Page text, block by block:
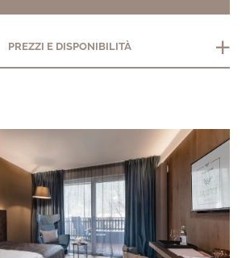
PREZZI E DISPONIBILITÀ add